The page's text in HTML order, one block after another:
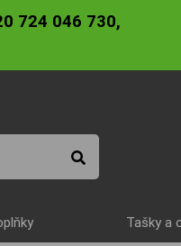
724 046 730,
Tašky a